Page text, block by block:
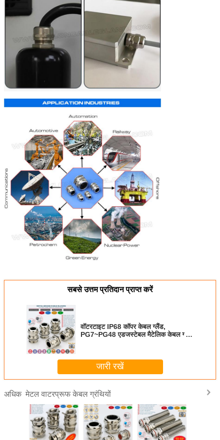
सबसे उत्तम प्रतिदान प्राप्त करें
वॉटरटाइट IP68 कॉपर केबल ग्लैंड,
PG7~PG48 एडजस्टेबल मैटेलिक केबल ग्लैंड
जारी रखें
अधिक मेटल वाटरप्रूफ केबल ग्रंथियों